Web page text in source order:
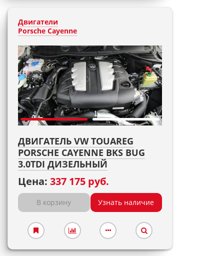
Двигатели
Porsche Cayenne
ДВИГАТЕЛЬ VW TOUAREG
PORSCHE CAYENNE BKS BUG
3.0TDI ДИЗЕЛЬНЫЙ
Цена: 337 175 руб.
В корзину Узнать наличие